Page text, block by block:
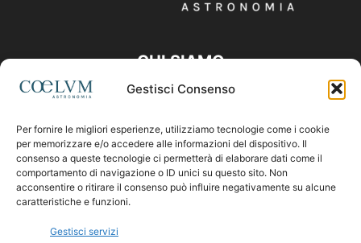
Gestisci Consenso
Per fornire le migliori esperienze, utilizziamo tecnologie come i cookie
per memorizzare e/o accedere alle informazioni del dispositivo. Il
consenso a queste tecnologie ci permetterà di elaborare dati come il
comportamento di navigazione o ID unici su questo sito. Non
acconsentire o ritirare il consenso può influire negativamente su alcune
caratteristiche e funzioni.
Gestisci servizi
CHI SIAMO
SEGUICI